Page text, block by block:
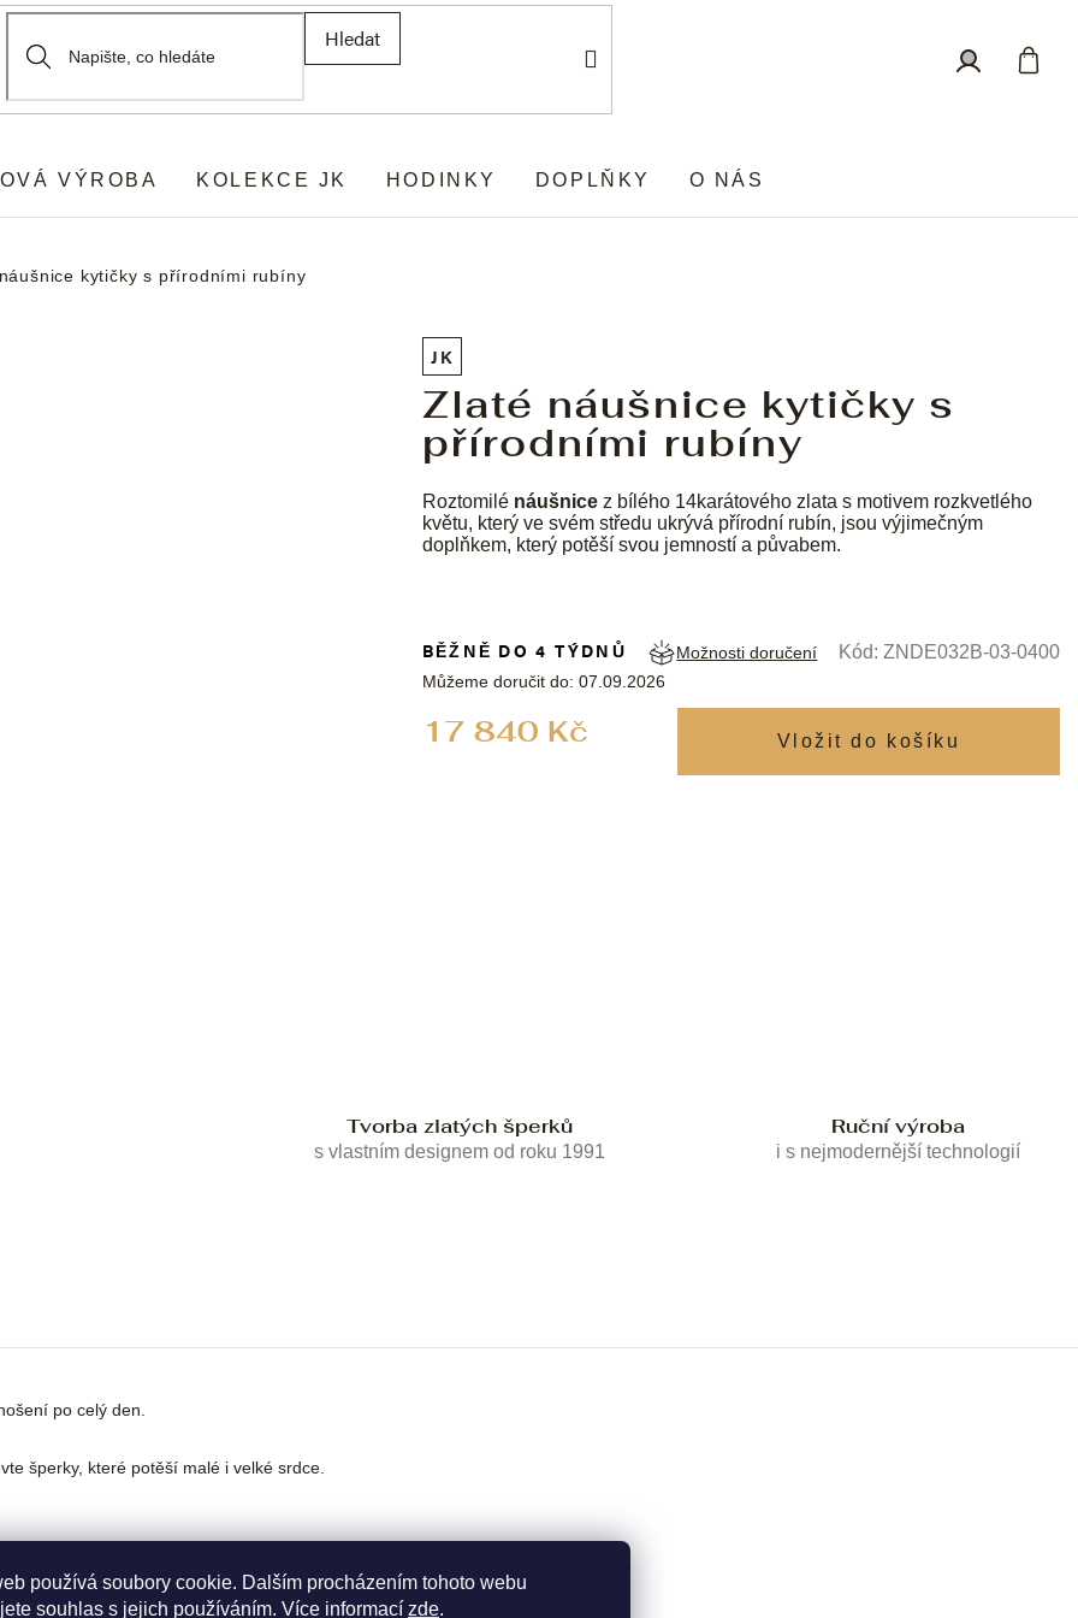
používá soubory cookie. Dalším procházením tohoto webu
souhlas s jejich používáním. Více informací zde.
Hledat
VÝROBA KOLEKCE JK HODINKY DOPLŇKY O NÁS
kytičky s přírodními rubíny
JK
Zlaté náušnice kytičky s
přírodními rubíny
Roztomilé náušnice z bílého 14karátového zlata s motivem rozkvetlého
květu, který ve svém středu ukrývá přírodní rubín, jsou výjimečným
doplňkem, který potěší svou jemností a půvabem.
17 840 Kč
BĚŽNĚ DO 4 TÝDNŮ
Můžeme doručit do: 07.09.2026
Možnosti doručení Kód: ZNDE032B-03-0400
Tvorba zlatých šperků
s vlastním designem od roku 1991
Ruční výroba
i s nejmodernější technologií
po celý den.
šperky, které potěší malé i velké srdce.